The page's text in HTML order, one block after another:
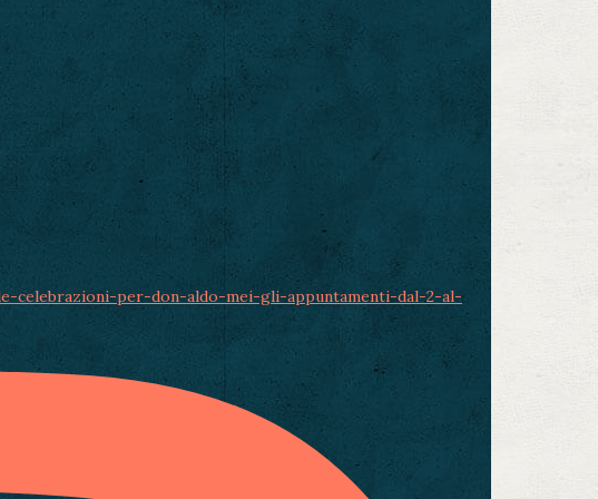
celebrazioni-per-don-aldo-mei-gli-appuntamenti-dal-2-al-